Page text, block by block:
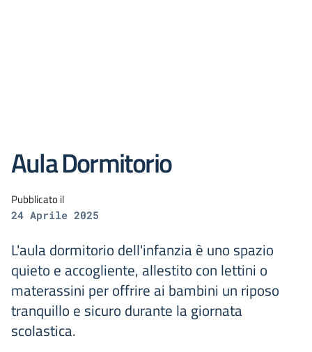
Aula Dormitorio
Pubblicato il
24 Aprile 2025
L'aula dormitorio dell'infanzia è uno spazio
quieto e accogliente, allestito con lettini o
materassini per offrire ai bambini un riposo
tranquillo e sicuro durante la giornata
scolastica.